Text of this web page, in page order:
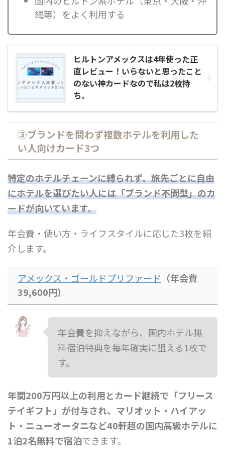
縄等）をよく利用する
ヒルトンアメックスは4年使った正
直レビュー！いらないと思ったこと
のない神カードなので私は2枚持
ち。
③ブランドを問わず複数ホテルを利用した
い人向けカード3つ
特定のホテルチェーンに縛られず、旅先ごとに自由
にホテルを選びたい人には「ブランド不問型」のカ
ードが向いています。
年会費・使い方・ライフスタイルに応じた3枚を紹
介します。
アメックス・ゴールドプリファード （年会費
39,600円）
年会費を抑えながら、国内ホテル無
料宿泊特典を毎年確実に狙える1枚で
す。
年間200万円以上の利用とカード継続で「フリース
テイギフト」が付与され、マリオット・ハイアッ
ト・ニューオータニなど40軒超の国内高級ホテルに
1泊2名無料で宿泊できます。